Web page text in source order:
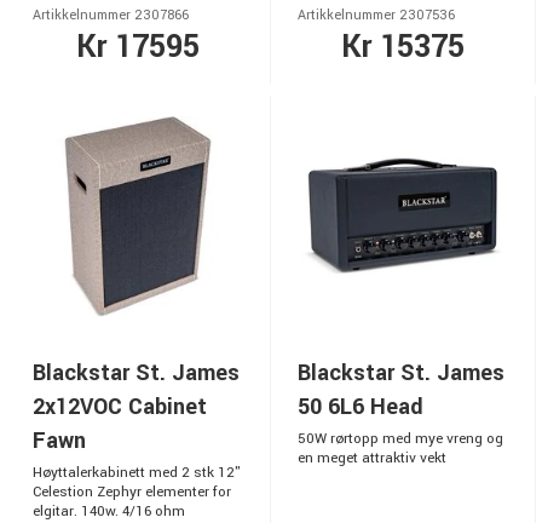
Artikkelnummer 2307866
Kr 17595
Artikkelnummer 2307536
Kr 15375
Blackstar St. James
2x12VOC Cabinet
Fawn
Høyttalerkabinett med 2 stk 12"
Celestion Zephyr elementer for
elgitar. 140w. 4/16 ohm
Blackstar St. James
50 6L6 Head
50W rørtopp med mye vreng og
en meget attraktiv vekt